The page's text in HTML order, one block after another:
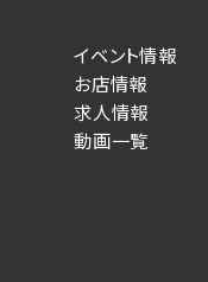
イベント情報
お店情報
求人情報
動画一覧